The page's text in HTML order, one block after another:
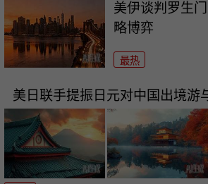
美伊谈判罗生
略博弈
最热
美日联手提振日元对中国出境游